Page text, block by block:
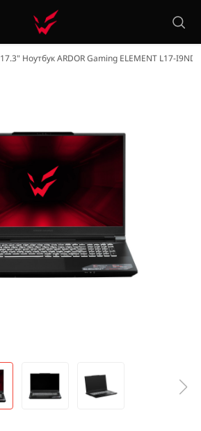
17.3" Ноутбук ARDOR Gaming ELEMENT L17-